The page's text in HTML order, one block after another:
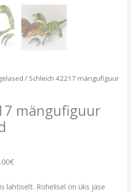
/ Schleich 42217 mängufiguur
mängufiguur
lahtiselt. Rohelisel on üks jäse